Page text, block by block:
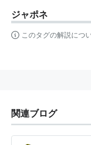
ジャポネ
このタグの解説につ
関連ブログ